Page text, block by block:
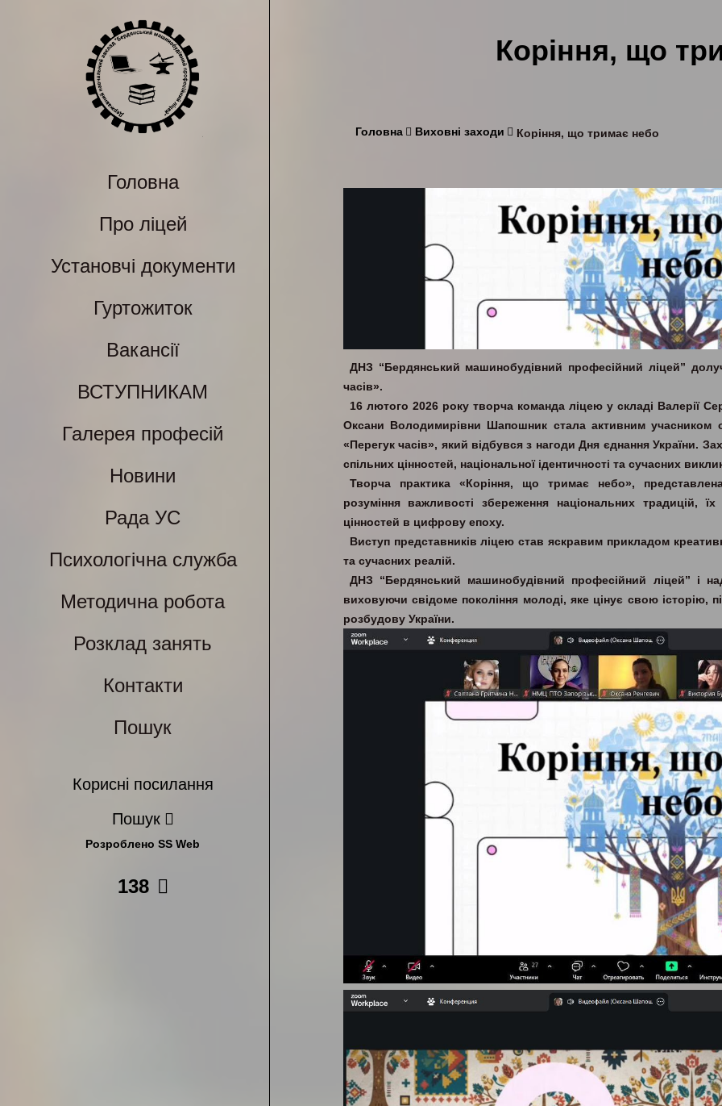
Головна
Про ліцей
Установчі документи
Гуртожиток
Вакансії
ВСТУПНИКАМ
Галерея професій
Новини
Рада УС
Психологічна служба
Методична робота
Розклад занять
Контакти
Пошук
Корисні посилання
Пошук
Розроблено SS Web
138
Коріння, що
Головна Виховні заходи Коріння, що тримає небо
ДНЗ “Бердянський машинобудівний професійний ліцей”
часів».
16 лютого 2026 року творча команда ліцею у складі Валерії
Оксани Володимирівни Шапошник стала активним учасником
«Перегук часів», який відбувся з нагоди Дня єднання України.
спільних цінностей, національної ідентичності та сучасних
Творча практика «Коріння, що тримає небо»,
розуміння важливості збереження національних традицій,
цінностей в цифрову епоху.
Виступ представників ліцею став яскравим прикладом
та сучасних реалій.
ДНЗ “Бердянський машинобудівний професійний ліцей” і
виховуючи свідоме покоління молоді, яке цінує свою історію,
розбудову України.